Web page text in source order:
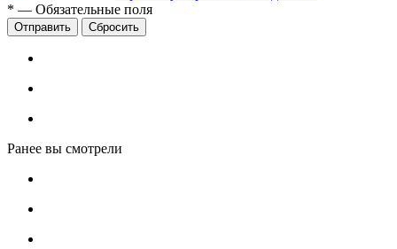
* — Обязательные поля
Сбросить
Ранее вы смотрели